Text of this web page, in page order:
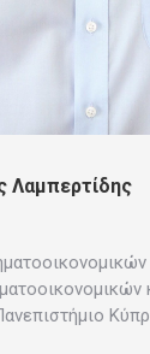
Λαμπερτίδης